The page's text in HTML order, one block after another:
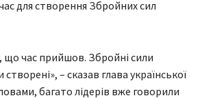
для створення Збройних сил
що час прийшов. Збройні сили
– сказав глава української
багато лідерів вже говорили